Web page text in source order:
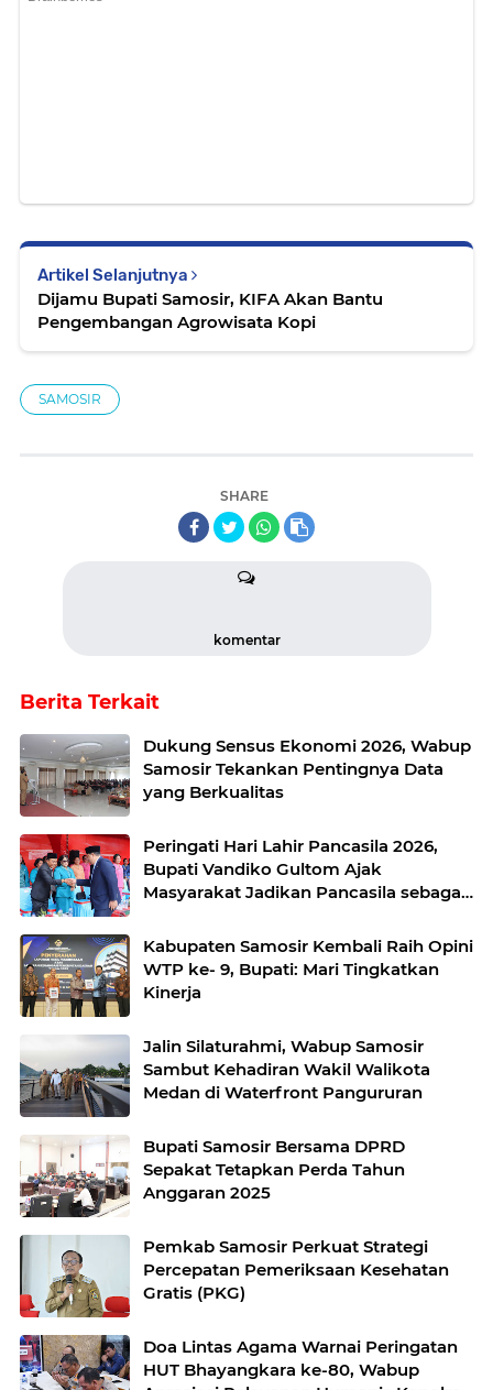
Artikel Selanjutnya
Dijamu Bupati Samosir, KIFA Akan Bantu
Pengembangan Agrowisata Kopi
SAMOSIR
SHARE
komentar
Berita Terkait
Dukung Sensus Ekonomi 2026, Wabup
Samosir Tekankan Pentingnya Data
yang Berkualitas
Peringati Hari Lahir Pancasila 2026,
Bupati Vandiko Gultom Ajak
Masyarakat Jadikan Pancasila sebagai
Kabupaten Samosir Kembali Raih Opini
WTP ke- 9, Bupati: Mari Tingkatkan
Kinerja
Jalin Silaturahmi, Wabup Samosir
Sambut Kehadiran Wakil Walikota
Medan di Waterfront Pangururan
Bupati Samosir Bersama DPRD
Sepakat Tetapkan Perda Tahun
Anggaran 2025
Pemkab Samosir Perkuat Strategi
Percepatan Pemeriksaan Kesehatan
Gratis (PKG)
Doa Lintas Agama Warnai Peringatan
HUT Bhayangkara ke-80, Wabup